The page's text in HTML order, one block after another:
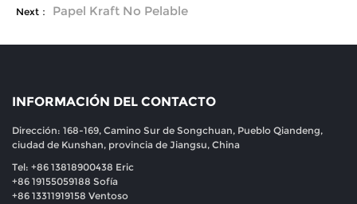
Next： Papel Kraft No Pelable
INFORMACIÓN DEL CONTACTO
Dirección: 168-169, Camino Sur de Songchuan, Pueblo Qiandeng,
ciudad de Kunshan, provincia de Jiangsu, China
Tel: +86 13818900438 Eric
+86 19155059188 Sofía
+86 13311919158 Ventoso